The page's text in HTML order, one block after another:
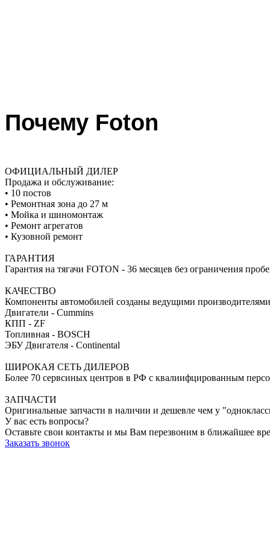
Почему Foton
ОФИЦИАЛЬНЫЙ ДИЛЕР
Продажа и обслуживание:
• 10 постов
• Ремонтная зона до 27 м
• Мойка и шиномонтаж
• Ремонт агрегатов
• Кузовной ремонт
ГАРАНТИЯ
Гарантия на тягачи FOTON - 36 месяцев без ограничения
КАЧЕСТВО
Компоненты автомобилей созданы ведущими
Двигатели - Cummins
КПП - ZF
Топливная - BOSCH
ЭБУ Двигателя - Continental
ШИРОКАЯ СЕТЬ ДИЛЕРОВ
Более 70 сервсиных центров в РФ с квалиифцированным
ЗАПЧАСТИ
Оригинальные запчасти в наличии и дешевле чем у
У вас есть вопросы?
Оставьте свои контакты и мы Вам перезвоним в ближайшее
Заказать звонок